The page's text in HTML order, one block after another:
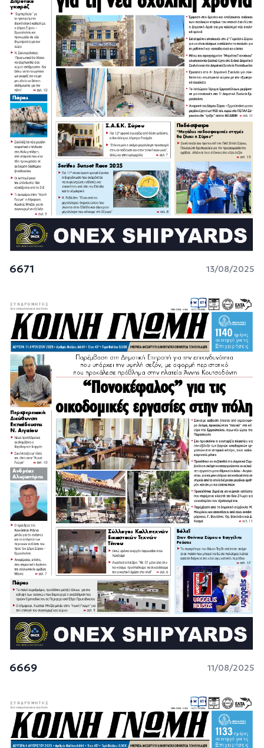
6671 13/08/2025
6669 11/08/2025